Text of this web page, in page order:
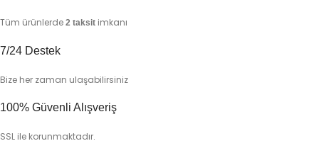
Tüm ürünlerde 2 taksit imkanı
7/24 Destek
Bize her zaman ulaşabilirsiniz
100% Güvenli Alışveriş
SSL ile korunmaktadır.